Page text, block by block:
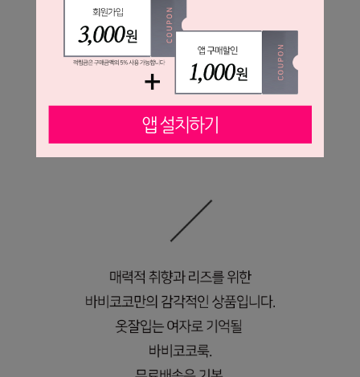
고급스러운 감성의 셔츠 원피스로 추천드려요.
오늘도 바비코코와
조금 더 우아한 하루를 즐겨보세요.